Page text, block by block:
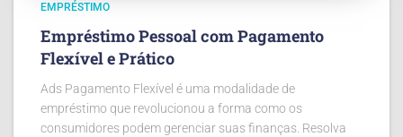
EMPRÉSTIMO
Empréstimo Pessoal com Pagamento
Flexível e Prático
Ads Pagamento Flexível é uma modalidade de
empréstimo que revolucionou a forma como os
consumidores podem gerenciar suas finanças. Resolva